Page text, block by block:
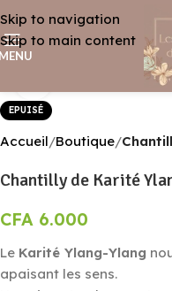
Skip to navigation
Skip to main content
EPUISÉ
Accueil Boutique
Chantilly de Karité
CFA 6.000
Le Karité Ylang-Ylang
apaisant les sens.